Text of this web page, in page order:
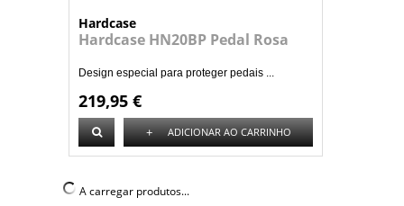
Hardcase
Hardcase HN20BP Pedal Rosa
Design especial para proteger pedais ...
219,95 €
+ ADICIONAR AO CARRINHO
A carregar produtos...